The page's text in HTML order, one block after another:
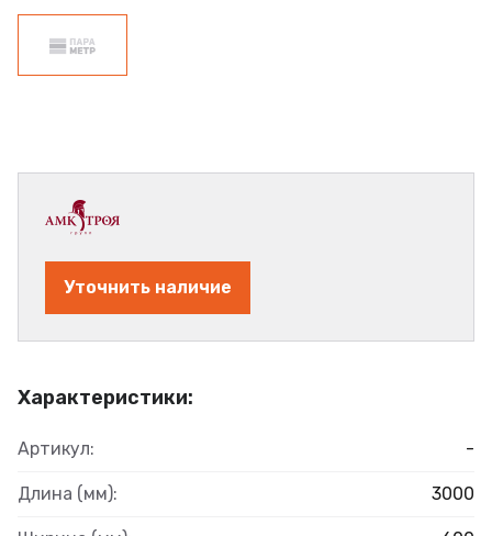
Характеристики:
Артикул: -
Длина (мм): 3000
Уточнить наличие